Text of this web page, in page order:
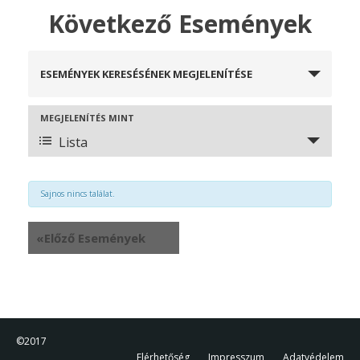
Következő Események
keresése
nézet
választás
ESEMÉNYEK KERESÉSÉNEK MEGJELENÍTÉSE
Esemény
nézet
navigáció
MEGJELENÍTÉS MINT
Lista
Sajnos nincs találat.
«Előző Események
©2017
Elérhetőség
Impresszum Adatvédelem